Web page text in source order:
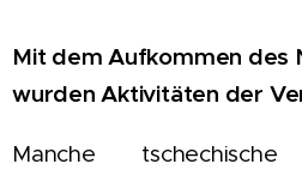
Mit dem Aufkommen des
wurden Aktivitäten der
Manche